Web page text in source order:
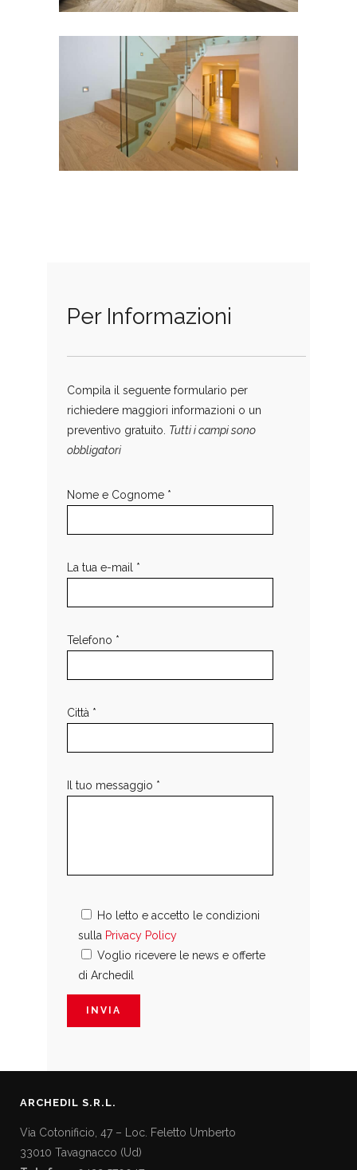
Per Informazioni
Compila il seguente formulario per
richiedere maggiori informazioni o un
preventivo gratuito. Tutti i campi sono
obbligatori
Nome e Cognome *
La tua e-mail *
Telefono *
Città *
Il tuo messaggio *
Ho letto e accetto le condizioni
sulla Privacy Policy
Voglio ricevere le news e offerte
di Archedil
ARCHEDIL S.R.L.
Via Cotonificio, 47 – Loc. Feletto Umberto
33010 Tavagnacco (Ud)